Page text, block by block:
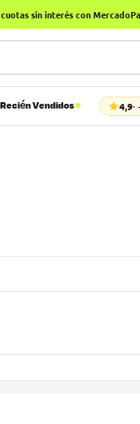
sin interés con
Recién Vendidos 4,9·